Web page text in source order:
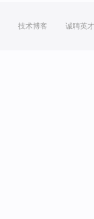
技术博客 诚聘英才